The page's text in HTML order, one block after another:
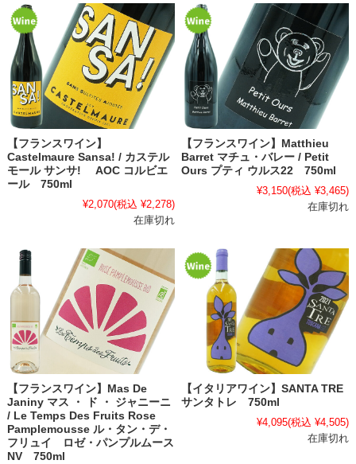
【フランスワイン】
Castelmaure Sansa! / カステル
モール サンサ! AOC コルビエ
ール 750ml
¥2,070(税込 ¥2,278)
在庫切れ
【フランスワイン】Matthieu
Barret マチュ・バレー / Petit
Ours プティ ウルス22 750ml
¥3,150(税込 ¥3,465)
在庫切れ
【フランスワイン】Mas De
Janiny マス ・ ド ・ ジャニーニ
/ Le Temps Des Fruits Rose
Pamplemousse ル・タン・デ・
フリュイ ロゼ・パンプルムース
NV 750ml
【イタリアワイン】SANTA TRE
サンタトレ 750ml
¥4,095(税込 ¥4,505)
在庫切れ